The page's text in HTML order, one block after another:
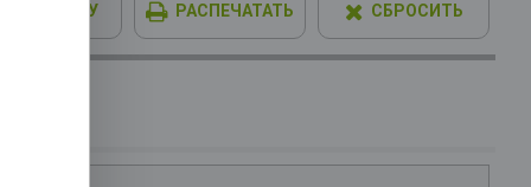
В КОРЗИНУ РАСПЕЧАТАТЬ СБРОСИТЬ